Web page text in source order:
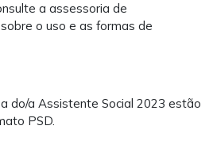
a assessoria de
o uso e as formas de
do/a Assistente Social 2023 estão
PSD.